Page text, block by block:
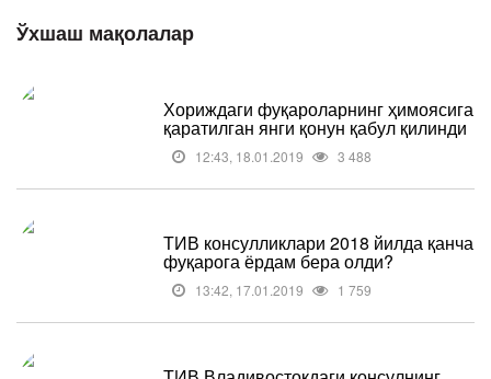
Ўхшаш мақолалар
Хориждаги фуқароларнинг ҳимоясига
қаратилган янги қонун қабул қилинди
12:43, 18.01.2019 3 488
ТИВ консулликлари 2018 йилда қанча
фуқарога ёрдам бера олди?
13:42, 17.01.2019 1 759